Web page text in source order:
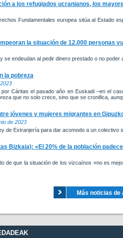
a los refugiados ucranianos, los
Fundamentales europea sitúa al Estado
la situación de 12.000 personas
se endeudan al pedir dinero prestado o no
la pobreza
Cáritas el pasado año en Euskadi –en el
que no solo crece, sino que se cronifica,
jóvenes y mujeres migrantes en
de 2023
de Extranjería para dar acomodo a un colectivo
Bizkaia): «El 20% de la población
de que la situación de los vizcaínos «no es
Más noticias